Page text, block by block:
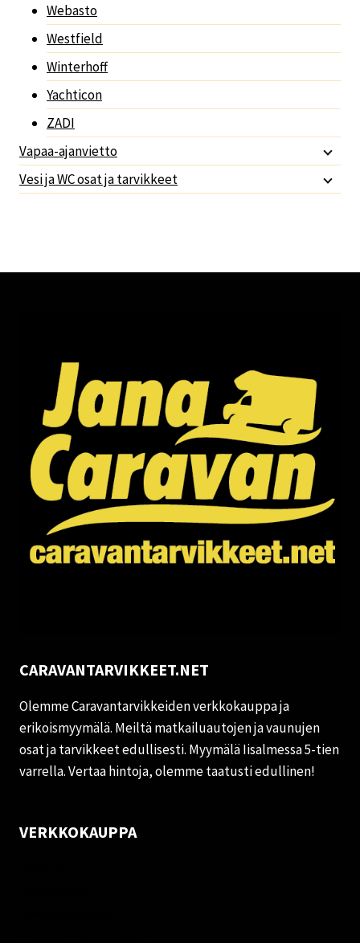
Webasto
Westfield
Winterhoff
Yachticon
ZADI
Vapaa-ajanvietto
Vesi ja WC osat ja tarvikkeet
CARAVANTARVIKKEET.NET
Olemme Caravantarvikkeiden verkkokauppa ja
erikoismyymälä. Meiltä matkailuautojen ja vaunujen
osat ja tarvikkeet edullisesti. Myymälä Iisalmessa 5-tien
varrella. Vertaa hintoja, olemme taatusti edullinen!
VERKKOKAUPPA